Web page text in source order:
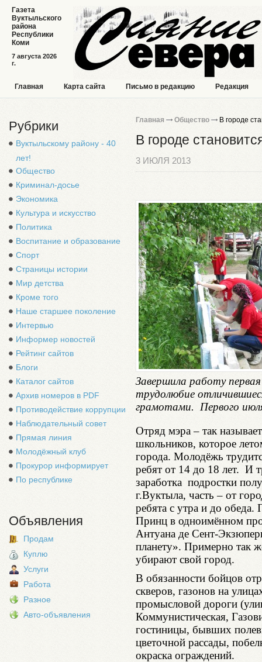
7 августа 2026
г.
Газета
Вуктыльского
района
Республики
Коми
Главная Карта сайта Письмо в редакцию Редакция
Рубрики
Вуктыльскому району - 40
лет!
Общество
Криминал-досье
Экономика
Культура и искусство
Политика
Воспитание и образование
Спорт
Страницы истории
Мир детства
Кроме того
Наше старшее поколение
Интервью
Информер новостей
Рейтинг сайтов
Блоги
Каталог сайтов
Архив номеров в PDF
Противодействие коррупции
Наблюдательный совет
Прямая линия
Молодёжный клуб
Прокурор информирует
По республике
Объявления
Продам
Куплю
Услуги
Работа
Разное
Авто-объявления
Главная Общество В городе
В городе
3 ИЮЛЯ 2013
Завершила работу
трудолюбие
грамотами. Первого
Отряд мэра – так
школьников, которое
города. Молодёжь
ребят от 14 до 18 лет. И
заработка подростки
г.Вуктыла, часть – от
ребята с утра и до
Принц в одноимённом
Антуана де Сент-
планету». Примерно так
убирают свой город.
В обязанности бойцов
скверов, газонов на
промысловой дороги
Коммунистическая,
гостиницы, бывших
цветочной рассады,
окраска ограждений.